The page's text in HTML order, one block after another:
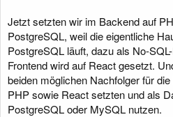
Jetzt setzten wir im Backend auf
PostgreSQL, weil die eigentliche
PostgreSQL läuft, dazu als No-
Frontend wird auf React gesetzt.
beiden möglichen Nachfolger für
PHP sowie React setzten und als
PostgreSQL oder MySQL nutzen.